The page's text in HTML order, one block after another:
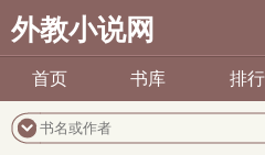
外教小说网
首页 书库 排行